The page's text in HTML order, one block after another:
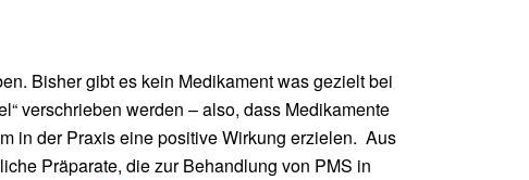
Bisher gibt es kein Medikament was gezielt bei
verschrieben werden – also, dass Medikamente
in der Praxis eine positive Wirkung erzielen. Aus
Präparate, die zur Behandlung von PMS in